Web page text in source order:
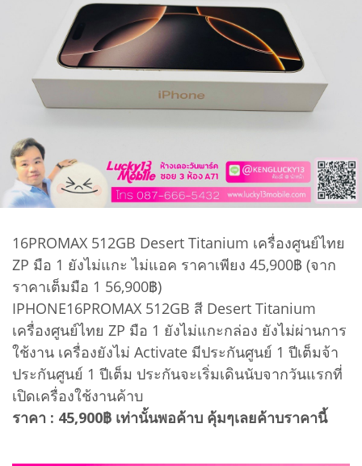
16PROMAX 512GB Desert Titanium เครื่องศูนย์ไทย
ZP มือ 1 ยังไม่แกะ ไม่แอค ราคาเพียง 45,900฿ (จาก
ราคาเต็มมือ 1 56,900฿)
IPHONE16PROMAX 512GB สี Desert Titanium
เครื่องศูนย์ไทย ZP มือ 1 ยังไม่แกะกล่อง ยังไม่ผ่านการ
ใช้งาน เครื่องยังไม่ Activate มีประกันศูนย์ 1 ปีเต็มจ้า
ประกันศูนย์ 1 ปีเต็ม ประกันจะเริ่มเดินนับจากวันแรกที่
เปิดเครื่องใช้งานค้าบ
ราคา : 45,900฿ เท่านั้นพอค้าบ คุ้มๆเลยค้าบราคานี้